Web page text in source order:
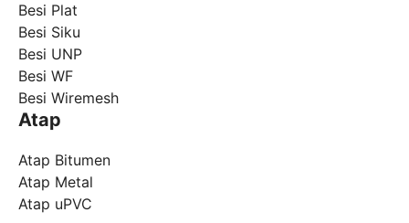
Besi Plat
Besi Siku
Besi UNP
Besi WF
Besi Wiremesh
Atap
Atap Bitumen
Atap Metal
Atap uPVC